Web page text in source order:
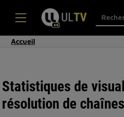
Accueil
Statistiques de
résolution de